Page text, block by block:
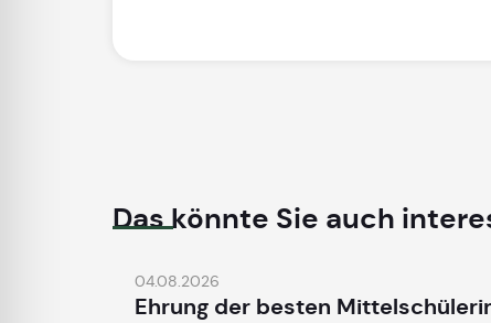
Das könnte Sie auch
04.08.2026
Ehrung der besten